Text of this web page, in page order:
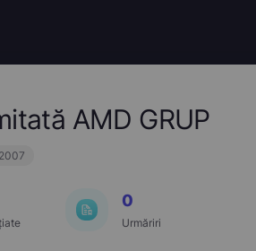
AMD GRUP
0
Urmăriri